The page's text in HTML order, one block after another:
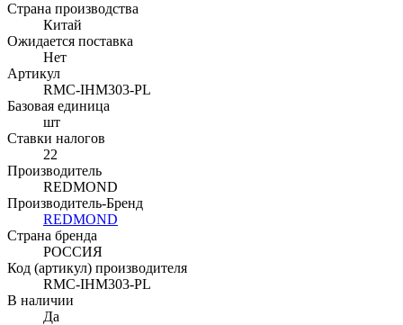
Страна производства
Китай
Ожидается поставка
Нет
Артикул
RMC-IHM303-PL
Базовая единица
шт
Ставки налогов
22
Производитель
REDMOND
Производитель-Бренд
REDMOND
Страна бренда
РОССИЯ
Код (артикул) производителя
RMC-IHM303-PL
В наличии
Да